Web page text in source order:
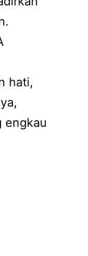
hati,
engkau